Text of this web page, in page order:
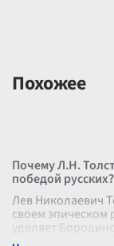
Похожее
Почему Л.Н.
победой русских?
Лев Николаевич
своем
уделяет
нравственной